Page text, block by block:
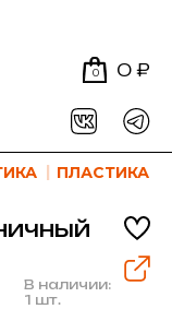
0 0 ₽
ПЛАСТИКА
В наличии:
1 шт.